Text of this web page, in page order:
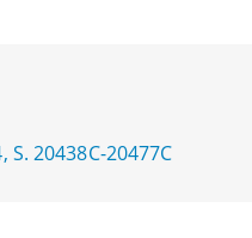
20438C-20477C